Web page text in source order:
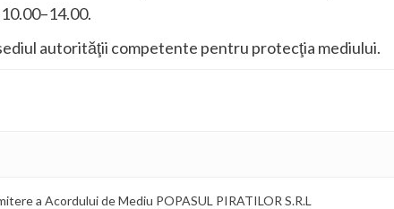
autorităţii competente pentru protecţia mediului.
a Acordului de Mediu POPASUL PIRATILOR S.R.L